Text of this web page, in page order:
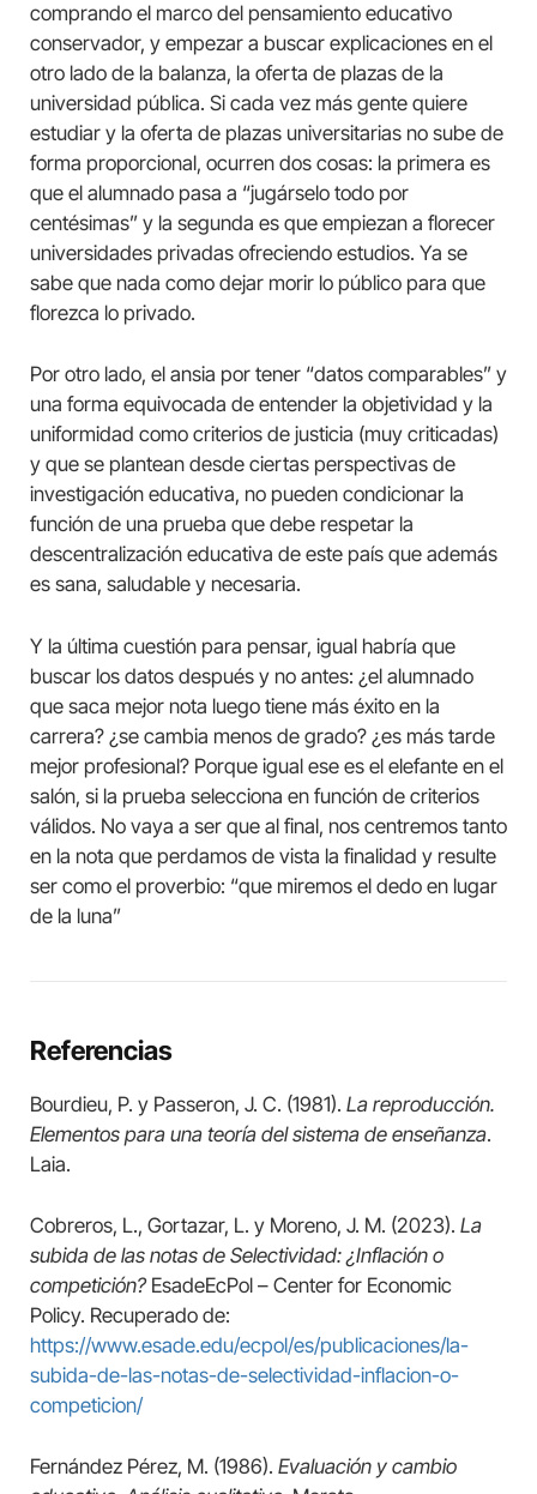
comprando el marco del pensamiento educativo
conservador, y empezar a buscar explicaciones en el
otro lado de la balanza, la oferta de plazas de la
universidad pública. Si cada vez más gente quiere
estudiar y la oferta de plazas universitarias no sube de
forma proporcional, ocurren dos cosas: la primera es
que el alumnado pasa a “jugárselo todo por
centésimas” y la segunda es que empiezan a florecer
universidades privadas ofreciendo estudios. Ya se
sabe que nada como dejar morir lo público para que
florezca lo privado.
Por otro lado, el ansia por tener “datos comparables” y
una forma equivocada de entender la objetividad y la
uniformidad como criterios de justicia (muy criticadas)
y que se plantean desde ciertas perspectivas de
investigación educativa, no pueden condicionar la
función de una prueba que debe respetar la
descentralización educativa de este país que además
es sana, saludable y necesaria.
Y la última cuestión para pensar, igual habría que
buscar los datos después y no antes: ¿el alumnado
que saca mejor nota luego tiene más éxito en la
carrera? ¿se cambia menos de grado? ¿es más tarde
mejor profesional? Porque igual ese es el elefante en el
salón, si la prueba selecciona en función de criterios
válidos. No vaya a ser que al final, nos centremos tanto
en la nota que perdamos de vista la finalidad y resulte
ser como el proverbio: “que miremos el dedo en lugar
de la luna”
Referencias
Bourdieu, P. y Passeron, J. C. (1981). La reproducción.
Elementos para una teoría del sistema de enseñanza.
Laia.
Cobreros, L., Gortazar, L. y Moreno, J. M. (2023). La
subida de las notas de Selectividad: ¿Inflación o
competición?EsadeEcPol – Center for Economic
Policy. Recuperado de:
https://www.esade.edu/ecpol/es/publicaciones/la-
subida-de-las-notas-de-selectividad-inflacion-o-
competicion/
Fernández Pérez, M. (1986). Evaluación y cambio